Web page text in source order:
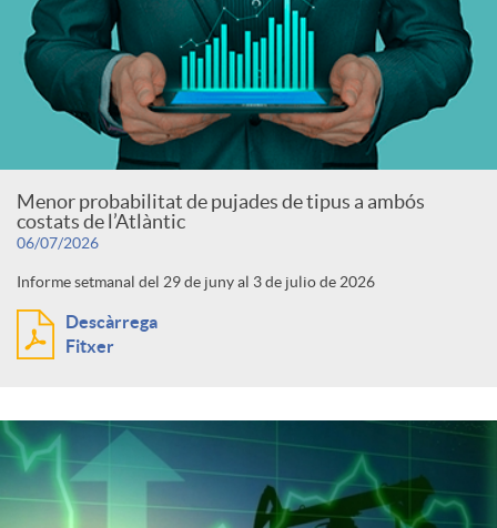
Menor probabilitat de pujades de tipus a ambós
costats de l’Atlàntic
06/07/2026
Informe setmanal del 29 de juny al 3 de julio de 2026
Descàrrega
Fitxer